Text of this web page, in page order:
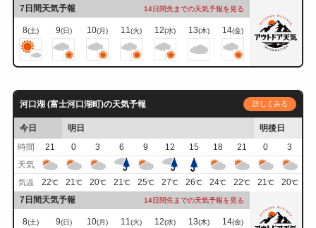
7日間天気予報 14日間先までの天気予報を見る
8(土) 9(日) 10(月) 11(火) 12(水) 13(木) 14(金)
河口湖 (富士河口湖町)の天気予報 詳しくみる
今日 明日
明後日
時間
21 0 3 6 9 12 15 18 21 0
3
天気
気温 22℃ 21℃ 20℃ 21℃ 25℃ 27℃ 26℃ 24℃ 22℃ 21℃ 20℃
7日間天気予報 14日間先までの天気予報を見る
8(土) 9(日) 10(月) 11(火) 12(水) 13(木) 14(金)